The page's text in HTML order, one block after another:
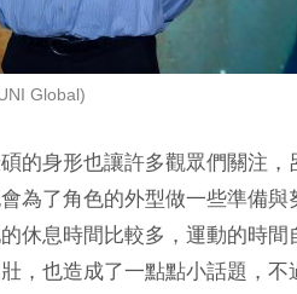
Global)
的身形也讓許多觀眾們關注，
為了角色的外型做一些準備與
休息時間比較多，運動的時間
，也造成了一點點小話題，不